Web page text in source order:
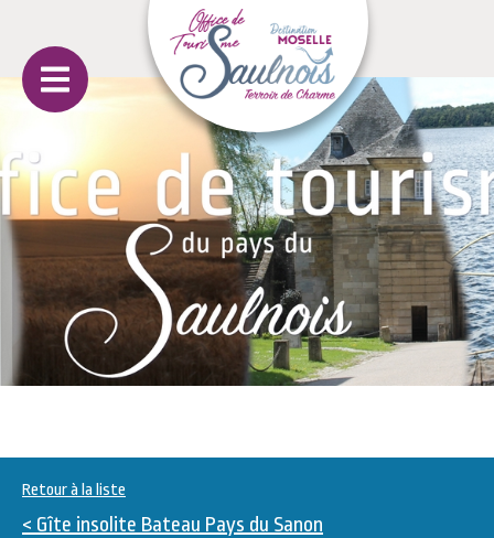
Retour à la liste
< Gîte insolite Bateau Pays du Sanon